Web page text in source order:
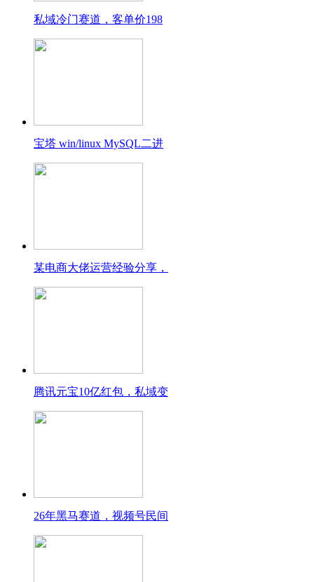
私域冷门赛道，客单价198
宝塔 win/linux MySQL二进
某电商大佬运营经验分享，
腾讯元宝10亿红包，私域变
26年黑马赛道，视频号民间